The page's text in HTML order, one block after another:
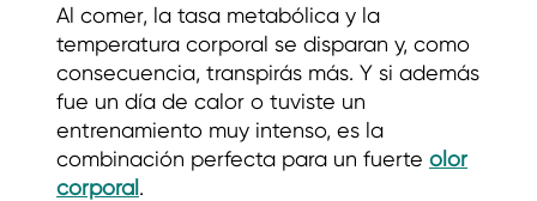
Al comer, la tasa metabólica y la
temperatura corporal se disparan y, como
consecuencia, transpirás más. Y si además
fue un día de calor o tuviste un
entrenamiento muy intenso, es la
combinación perfecta para un fuerte olor
corporal.